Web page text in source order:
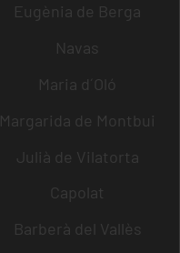
Eugènia de Berga
Navas
Maria d´Oló
Margarida de Montbui
Julià de Vilatorta
Capolat
Barberà del Vallès